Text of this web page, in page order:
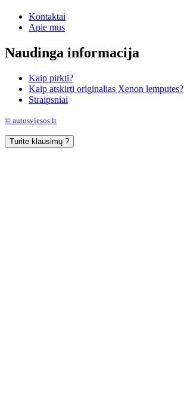
Kontaktai
Apie mus
Naudinga informacija
Kaip pirkti?
Kaip atskirti originalias Xenon lemputes?
Straipsniai
© autosviesos.lt
Turite klausimų ?